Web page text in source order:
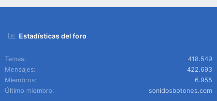
Estadísticas del foro
Temas
418.549
Mensajes
422.693
Miembros
6.955
Último miembro
sonidosbotones.com